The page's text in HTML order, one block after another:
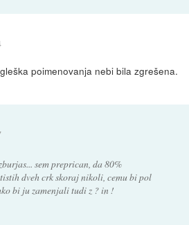
poimenovanja nebi bila zgrešena.
sem preprican, da 80%
dveh crk skoraj nikoli, cemu bi pol
bi ju zamenjali tudi z ? in !